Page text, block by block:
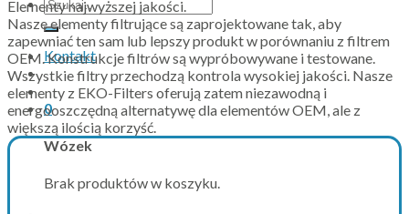
Kontakt
0
Wózek
Brak produktów w koszyku.
Elementy najwyższej jakości.
Nasze elementy filtrujące są zaprojektowane tak, aby
zapewniać ten sam lub lepszy produkt w porównaniu z filtrem
OEM. Konstrukcje filtrów są wypróbowywane i testowane.
Wszystkie filtry przechodzą kontrola wysokiej jakości. Nasze
elementy z EKO-Filters oferują zatem niezawodną i
energooszczędną alternatywę dla elementów OEM, ale z
większą ilością korzyść.